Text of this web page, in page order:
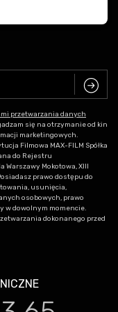
C
przetwarzania danych
się na otrzymanie od kin
marketingowych.
Filmowa MAX-FILM Spółka
do Rejestru
Warszawy Mokotowa, XIII
prawo dostępu do
usunięcia,
osobowych, prawo
w dowolnym momencie.
dokonanego przed